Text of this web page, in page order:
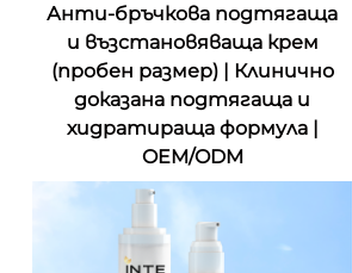
Анти-бръчкова подтягаща
и възстановяваща крем
(пробен размер) | Клинично
доказана подтягаща и
хидратираща формула |
OEM/ODM